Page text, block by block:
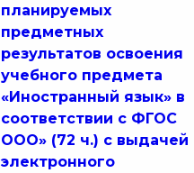
планируемых
предметных
результатов освоения
учебного предмета
«Иностранный язык» в
соответствии с ФГОС
ООО» (72 ч.) с выдачей
электронного